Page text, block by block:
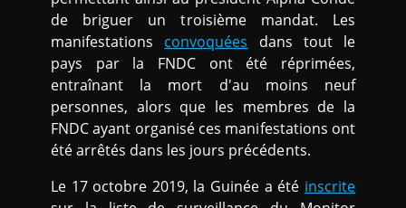
de briguer un troisième mandat. Les
manifestations convoquées dans tout le
pays par la FNDC ont été réprimées,
entraînant la mort d'au moins neuf
personnes, alors que les membres de la
FNDC ayant organisé ces manifestations ont
été arrêtés dans les jours précédents.
Le 17 octobre 2019, la Guinée a été inscrite